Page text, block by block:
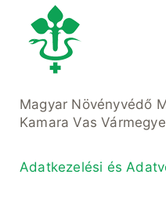
Magyar Növényvédő
Kamara Vas
Adatkezelési és